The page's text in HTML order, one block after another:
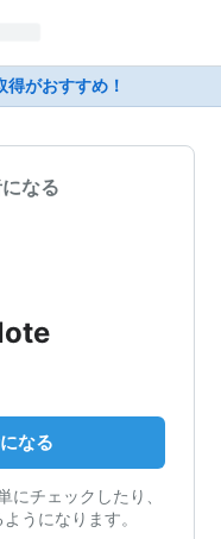
がおすすめ！
なる
なる
にチェックしたり、
うになります。